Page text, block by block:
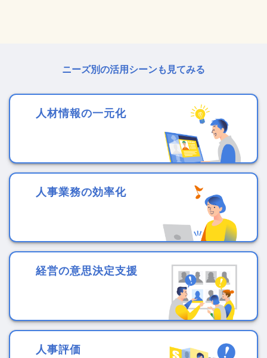
ニーズ別の活用シーンも見てみる
人材情報の一元化
人事業務の効率化
経営の意思決定支援
人事評価